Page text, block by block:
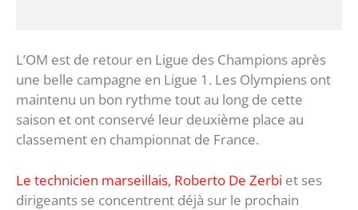
L’OM est de retour en Ligue des Champions après
une belle campagne en Ligue 1. Les Olympiens ont
maintenu un bon rythme tout au long de cette
saison et ont conservé leur deuxième place au
classement en championnat de France.
Le technicien marseillais, Roberto De Zerbi et ses
dirigeants se concentrent déjà sur le prochain